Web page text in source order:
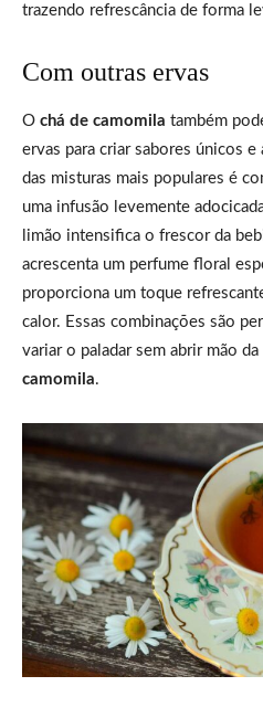
trazendo refrescância de forma
Com outras ervas
O chá de camomila também
ervas para criar sabores únicos e
das misturas mais populares é
uma infusão levemente
limão intensifica o frescor da
acrescenta um perfume floral
proporciona um toque
calor. Essas combinações são
variar o paladar sem abrir mão da
camomila.